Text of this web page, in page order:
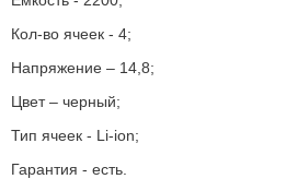
Кол-во ячеек - 4;
Напряжение – 14,8;
Цвет – черный;
Тип ячеек - Li-ion;
Гарантия - есть.